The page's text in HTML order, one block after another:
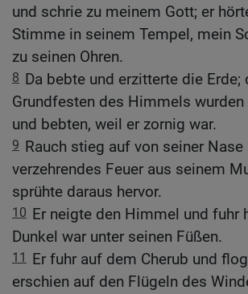
und schrie zu meinem Gott; er
Stimme in seinem Tempel, mein
zu seinen Ohren.
8 Da bebte und erzitterte die Erde;
Grundfesten des Himmels
und bebten, weil er zornig war.
9 Rauch stieg auf von seiner Nase
verzehrendes Feuer aus seinem
sprühte daraus hervor.
10 Er neigte den Himmel und fuhr
Dunkel war unter seinen Füßen.
11
Er fuhr auf dem Cherub und
erschien auf den Flügeln des